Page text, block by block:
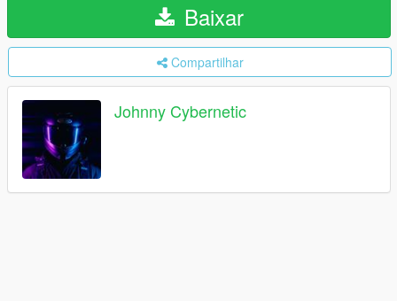
Baixar
Compartilhar
Johnny Cybernetic